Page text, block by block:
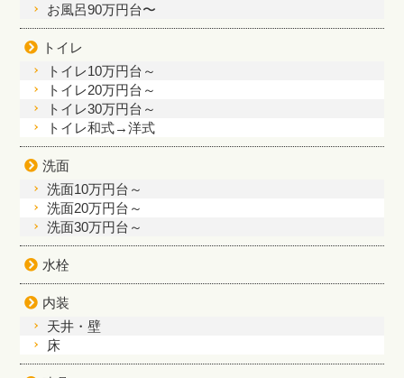
お風呂90万円台〜
トイレ
トイレ10万円台～
トイレ20万円台～
トイレ30万円台～
トイレ和式→洋式
洗面
洗面10万円台～
洗面20万円台～
洗面30万円台～
水栓
内装
天井・壁
床